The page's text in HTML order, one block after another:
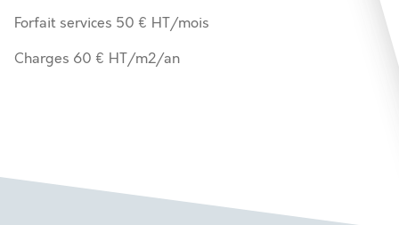
Forfait services 50 € HT/mois
Charges 60 € HT/m2/an